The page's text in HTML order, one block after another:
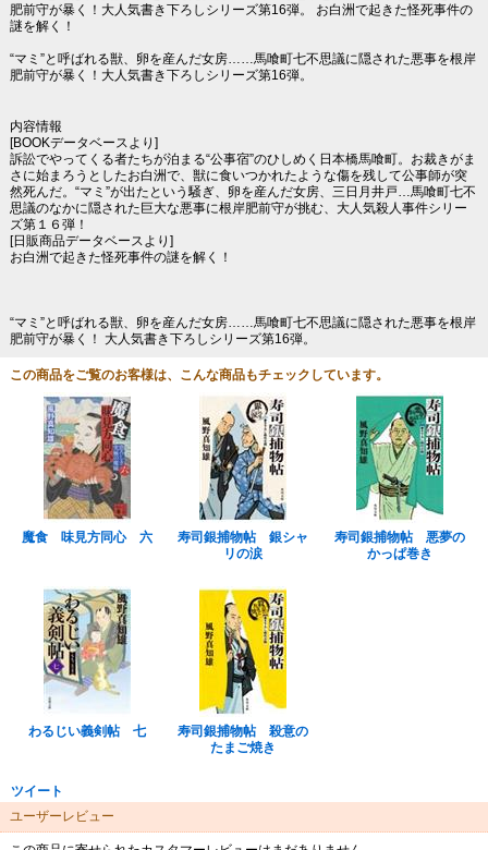
肥前守が暴く！大人気書き下ろしシリーズ第16弾。 お白洲で起きた怪死事件の
謎を解く！
“マミ”と呼ばれる獣、卵を産んだ女房……馬喰町七不思議に隠された悪事を根岸
肥前守が暴く！大人気書き下ろしシリーズ第16弾。
内容情報
[BOOKデータベースより]
訴訟でやってくる者たちが泊まる“公事宿”のひしめく日本橋馬喰町。お裁きがま
さに始まろうとしたお白洲で、獣に食いつかれたような傷を残して公事師が突
然死んだ。“マミ”が出たという騒ぎ、卵を産んだ女房、三日月井戸…馬喰町七不
思議のなかに隠された巨大な悪事に根岸肥前守が挑む、大人気殺人事件シリー
ズ第１６弾！
[日販商品データベースより]
お白洲で起きた怪死事件の謎を解く！
“マミ”と呼ばれる獣、卵を産んだ女房……馬喰町七不思議に隠された悪事を根岸
肥前守が暴く！ 大人気書き下ろしシリーズ第16弾。
この商品をご覧のお客様は、こんな商品もチェックしています。
魔食 味見方同心 六
寿司銀捕物帖 銀シャ
リの涙
寿司銀捕物帖 悪夢の
かっぱ巻き
わるじい義剣帖 七
寿司銀捕物帖 殺意の
たまご焼き
ツイート
ユーザーレビュー